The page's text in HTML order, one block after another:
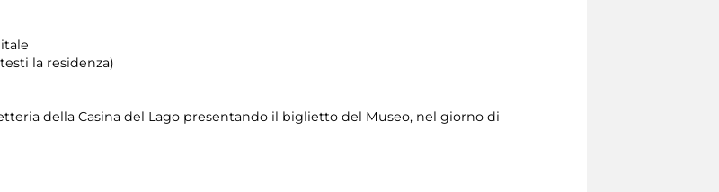
la residenza)
della Casina del Lago presentando il biglietto del Museo, nel giorno di